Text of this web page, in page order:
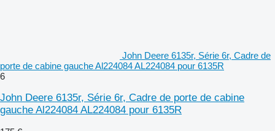
John Deere 6135r, Série 6r, Cadre de
porte de cabine gauche Al224084 AL224084 pour 6135R
6
John Deere 6135r, Série 6r, Cadre de porte de cabine
gauche Al224084 AL224084 pour 6135R